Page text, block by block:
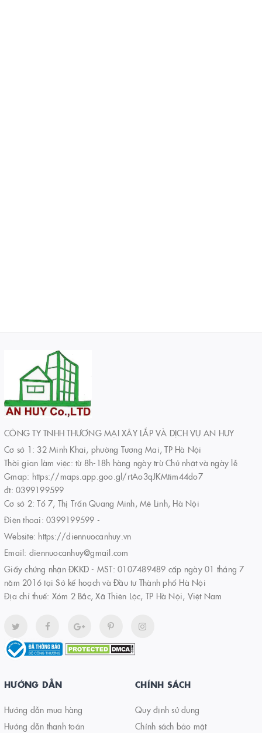
CÔNG TY TNHH THƯƠNG MẠI XÂY LẮP VÀ DỊCH VỤ AN HUY
Cơ sở 1: 32 Minh Khai, phường Tương Mai, TP Hà Nội
Thời gian làm việc: từ 8h-18h hàng ngày trừ Chủ nhật và ngày lễ
Gmap: https://maps.app.goo.gl/rtAo3qJKMtim44do7
đt: 0399199599
Cơ sở 2: Tổ 7, Thị Trấn Quang Minh, Mê Linh, Hà Nội
Điện thoại: 0399199599 -
Website: https://diennuocanhuy.vn
Email: diennuocanhuy@gmail.com
Giấy chứng nhận ĐKKD - MST: 0107489489 cấp ngày 01 tháng 7
năm 2016 tại Sở kế hoạch và Đầu tư Thành phố Hà Nội
Địa chỉ thuế: Xóm 2 Bắc, Xã Thiên Lộc, TP Hà Nội, Việt Nam
HƯỚNG DẪN
Hướng dẫn mua hàng
Hướng dẫn thanh toán
CHÍNH SÁCH
Quy định sử dụng
Chính sách bảo mật